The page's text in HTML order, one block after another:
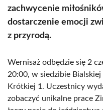
zachwycenie
dostarczenie emocji
z przyrodą.
Wernisaż odbędzie się 2
20:00, w siedzibie
Krótkiej 1. Uczestnicy
zobaczyć unikalne prace